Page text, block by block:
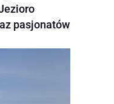
pasjonatów